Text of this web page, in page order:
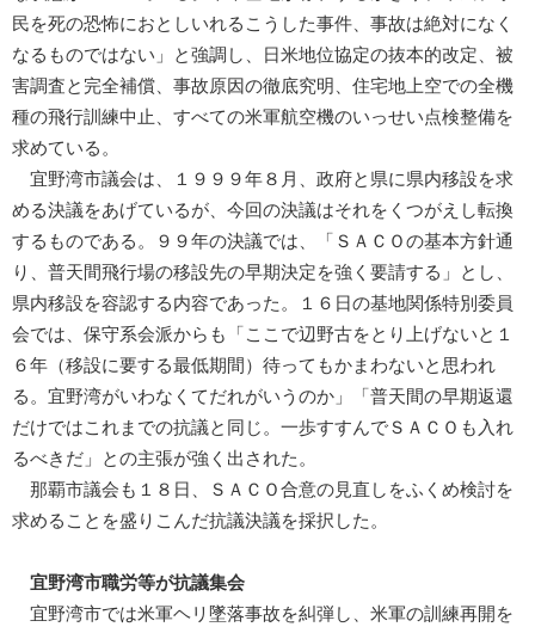
民を死の恐怖におとしいれるこうした事件、事故は絶対になく
なるものではない」と強調し、日米地位協定の抜本的改定、被
害調査と完全補償、事故原因の徹底究明、住宅地上空での全機
種の飛行訓練中止、すべての米軍航空機のいっせい点検整備を
求めている。
宜野湾市議会は、１９９９年８月、政府と県に県内移設を求
める決議をあげているが、今回の決議はそれをくつがえし転換
するものである。９９年の決議では、「ＳＡＣＯの基本方針通
り、普天間飛行場の移設先の早期決定を強く要請する」とし、
県内移設を容認する内容であった。１６日の基地関係特別委員
会では、保守系会派からも「ここで辺野古をとり上げないと１
６年（移設に要する最低期間）待ってもかまわないと思われ
る。宜野湾がいわなくてだれがいうのか」「普天間の早期返還
だけではこれまでの抗議と同じ。一歩すすんでＳＡＣＯも入れ
るべきだ」との主張が強く出された。
那覇市議会も１８日、ＳＡＣＯ合意の見直しをふくめ検討を
求めることを盛りこんだ抗議決議を採択した。
宜野湾市職労等が抗議集会
宜野湾市では米軍ヘリ墜落事故を糾弾し、米軍の訓練再開を